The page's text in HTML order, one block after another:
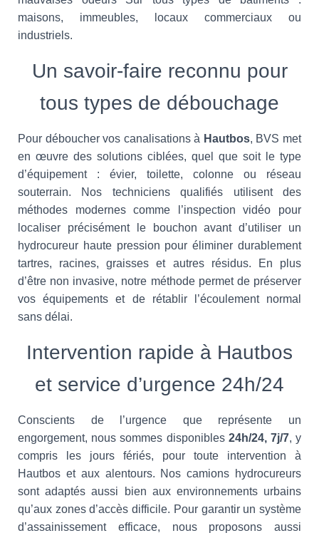
maisons, immeubles, locaux commerciaux ou
industriels.
Un savoir-faire reconnu pour
tous types de débouchage
Pour déboucher vos canalisations à Hautbos, BVS met
en œuvre des solutions ciblées, quel que soit le type
d’équipement : évier, toilette, colonne ou réseau
souterrain. Nos techniciens qualifiés utilisent des
méthodes modernes comme l’inspection vidéo pour
localiser précisément le bouchon avant d’utiliser un
hydrocureur haute pression pour éliminer durablement
tartres, racines, graisses et autres résidus. En plus
d’être non invasive, notre méthode permet de préserver
vos équipements et de rétablir l’écoulement normal
sans délai.
Intervention rapide à Hautbos
et service d’urgence 24h/24
Conscients de l’urgence que représente un
engorgement, nous sommes disponibles 24h/24, 7j/7, y
compris les jours fériés, pour toute intervention à
Hautbos et aux alentours. Nos camions hydrocureurs
sont adaptés aussi bien aux environnements urbains
qu’aux zones d’accès difficile. Pour garantir un système
d’assainissement efficace, nous proposons aussi